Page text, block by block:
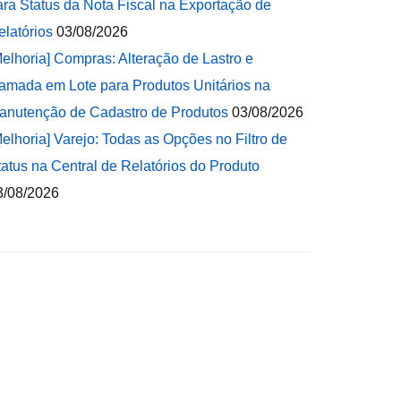
Status da Nota Fiscal na Exportação de
03/08/2026
Compras: Alteração de Lastro e
em Lote para Produtos Unitários na
de Cadastro de Produtos 03/08/2026
Varejo: Todas as Opções no Filtro de
na Central de Relatórios do Produto
08/2026